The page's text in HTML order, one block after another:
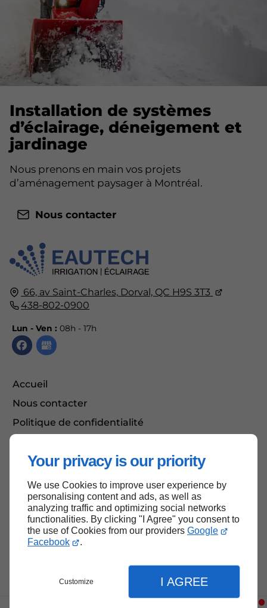
Your privacy is our priority
We use Cookies to improve user experience by
personalising content and ads, as well as
analyzing traffic and optimizing social networks
functionalities. By clicking "I Agree" you consent to
the use of Cookies from our providers Google
Facebook
.
Customize I AGREE
66, av Saint-Charles, Dorval, QC H9S 3T3
438-802-0900
Lun - Ven : 08h - 17h
Accueil
Nous contacter
Politique de confidentialité
Installation de systèmes
d’éclairage, déneigement et
jardinage
Nous prenons en main vos projets
d’aménagement paysager à Montréal.
Nous contacter
Haut de page